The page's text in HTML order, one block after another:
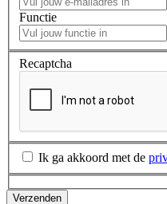
Functie
Recaptcha
Ik ga akkoord met de